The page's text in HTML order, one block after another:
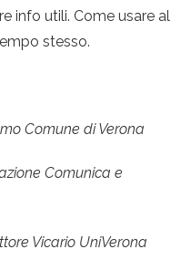
info utili. Come usare al
stesso.
Comune di Verona
Comunica e
Vicario UniVerona